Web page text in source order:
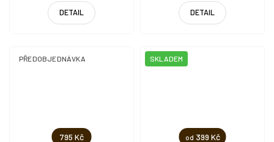
DETAIL DETAIL
795 Kč
PŘEDOBJEDNÁVKA
od 399 Kč
SKLADEM